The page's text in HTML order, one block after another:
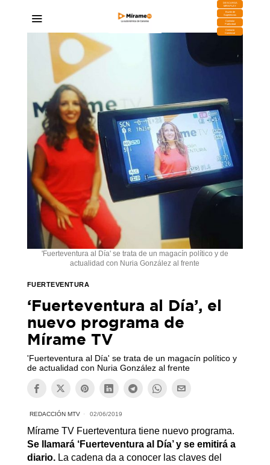
DESCARGA
MIRAPLAY
Buzón de
Sugerencias
Contratar
Publicidad
Contacto
Comercial
'Fuerteventura al Día' se trata de un magacín político y de
actualidad con Nuria González al frente
FUERTEVENTURA
‘Fuerteventura al Día’, el
nuevo programa de
Mírame TV
'Fuerteventura al Día' se trata de un magacín político y
de actualidad con Nuria González al frente
REDACCIÓN MTV 02/06/2019
Mírame TV Fuerteventura tiene nuevo programa.
Se llamará ‘Fuerteventura al Día’ y se emitirá a
diario.La cadena da a conocer las claves del